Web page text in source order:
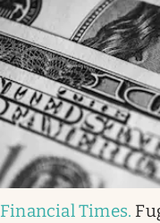
Financial Times.